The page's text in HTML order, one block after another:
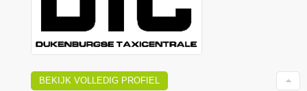
BEKIJK VOLLEDIG PROFIEL